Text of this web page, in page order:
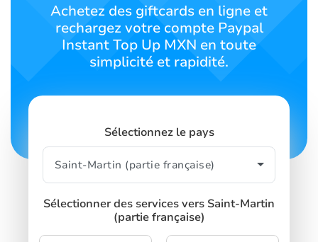
Achetez des giftcards en ligne et
rechargez votre compte Paypal
Instant Top Up MXN en toute
simplicité et rapidité.
Sélectionnez le pays
Sélectionner des services vers Saint-Martin
(partie française)